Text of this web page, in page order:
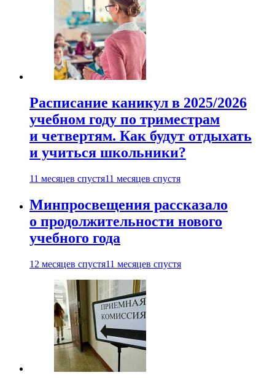
Расписание каникул в 2025/2026
учебном году по триместрам
и четвертям. Как будут отдыхать
и учиться школьники?
11 месяцев спустя11 месяцев спустя
Минпросвещения рассказало
о продолжительности нового
учебного года
12 месяцев спустя11 месяцев спустя